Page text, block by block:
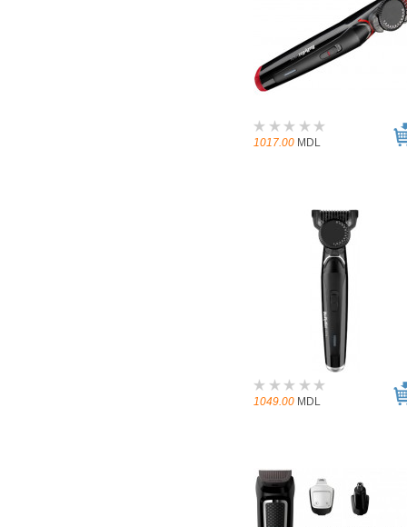
1017.00 MDL
1049.00 MDL